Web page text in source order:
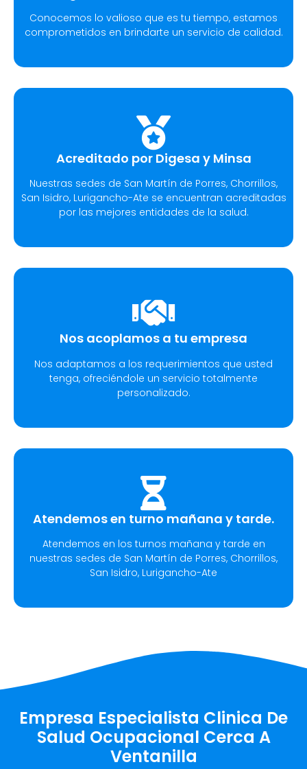
Conocemos lo valioso que es tu tiempo, estamos
comprometidos en brindarte un servicio de calidad.
Acreditado por Digesa y Minsa​
Nuestras sedes de San Martín de Porres, Chorrillos,
San Isidro, Lurigancho-Ate se encuentran acreditadas
por las mejores entidades de la salud.
Nos acoplamos a tu empresa
Nos adaptamos a los requerimientos que usted
tenga, ofreciéndole un servicio totalmente
personalizado.
Atendemos en turno mañana y tarde.
Atendemos en los turnos mañana y tarde en
nuestras sedes de San Martín de Porres, Chorrillos,
San Isidro, Lurigancho-Ate
Empresa Especialista Clinica De
Salud Ocupacional Cerca A
Ventanilla